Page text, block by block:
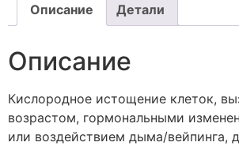
Описание Детали
Описание
Кислородное истощение клеток,
возрастом, гормональными
или воздействием дыма/вейпинга,